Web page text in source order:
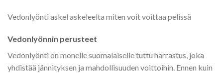
Vedonlyönti askel askeleelta miten voit voittaa pelissä
Vedonlyönnin perusteet
Vedonlyönti on monelle suomalaiselle tuttu harrastus, joka
yhdistää jännityksen ja mahdollisuuden voittoihin. Ennen kuin